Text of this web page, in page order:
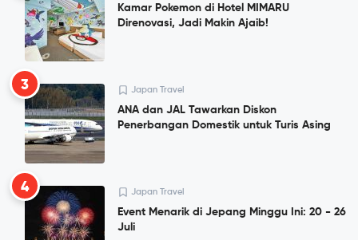
Kamar Pokemon di Hotel MIMARU
Direnovasi, Jadi Makin Ajaib!
3 Japan Travel
ANA dan JAL Tawarkan Diskon
Penerbangan Domestik untuk Turis Asing
4 Japan Travel
Event Menarik di Jepang Minggu Ini: 20 - 26
Juli